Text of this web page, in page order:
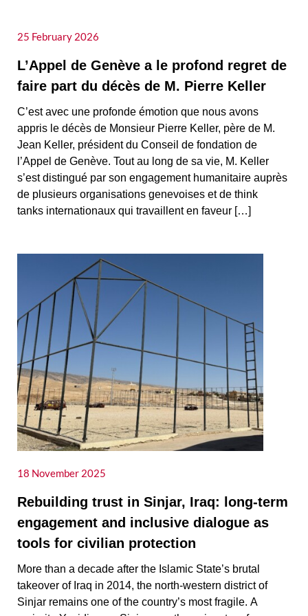
25 February 2026
L’Appel de Genève a le profond regret de
faire part du décès de M. Pierre Keller
C’est avec une profonde émotion que nous avons
appris le décès de Monsieur Pierre Keller, père de M.
Jean Keller, président du Conseil de fondation de
l’Appel de Genève. Tout au long de sa vie, M. Keller
s’est distingué par son engagement humanitaire auprès
de plusieurs organisations genevoises et de think
tanks internationaux qui travaillent en faveur […]
18 November 2025
Rebuilding trust in Sinjar, Iraq: long-term
engagement and inclusive dialogue as
tools for civilian protection
More than a decade after the Islamic State’s brutal
takeover of Iraq in 2014, the north-western district of
Sinjar remains one of the country’s most fragile. A